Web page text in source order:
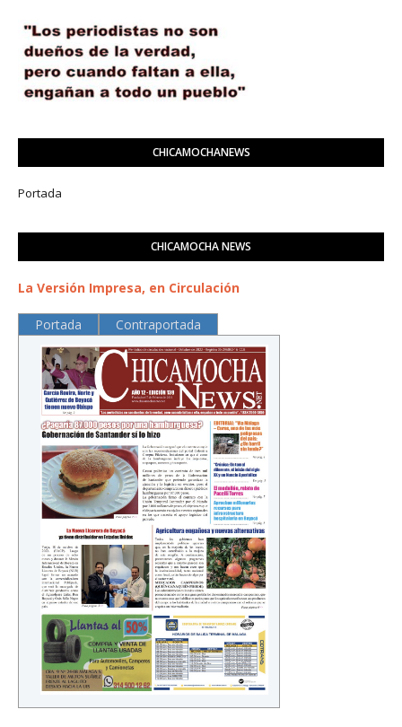
CHICAMOCHANEWS
Portada
CHICAMOCHA NEWS
La Versión Impresa, en Circulación
Portada Contraportada